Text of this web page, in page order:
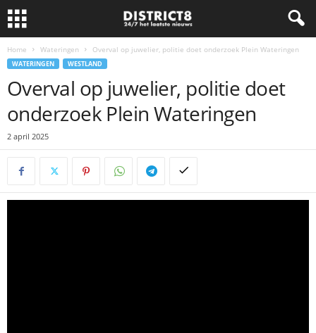
Home Wateringen Overval op juwelier, politie doet onderzoek Plein Wateringen
WATERINGEN WESTLAND
Overval op juwelier, politie doet
onderzoek Plein Wateringen
2 april 2025